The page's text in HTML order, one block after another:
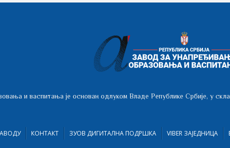
и васпитања је основан одлуком Владе Републике Србије, у
КОНТАКТ ЗУОВ ДИГИТАЛНА ПОДРШКА VIBER ЗАЈЕДНИЦА